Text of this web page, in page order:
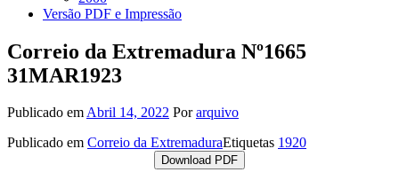
Versão PDF e Impressão
Correio da Extremadura Nº1665
31MAR1923
Publicado emAbril 14, 2022 Porarquivo
Publicado em Correio da ExtremaduraEtiquetas 1920
Download PDF